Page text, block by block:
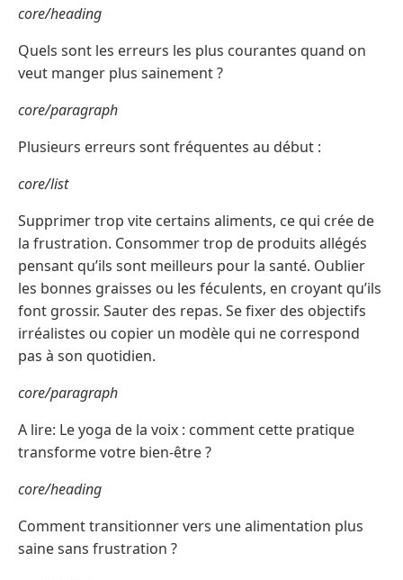
core/heading
Quels sont les erreurs les plus courantes quand on
veut manger plus sainement ?
core/paragraph
Plusieurs erreurs sont fréquentes au début :
core/list
Supprimer trop vite certains aliments, ce qui crée de
la frustration. Consommer trop de produits allégés
pensant qu’ils sont meilleurs pour la santé. Oublier
les bonnes graisses ou les féculents, en croyant qu’ils
font grossir. Sauter des repas. Se fixer des objectifs
irréalistes ou copier un modèle qui ne correspond
pas à son quotidien.
core/paragraph
A lire: Le yoga de la voix : comment cette pratique
transforme votre bien-être ?
core/heading
Comment transitionner vers une alimentation plus
saine sans frustration ?